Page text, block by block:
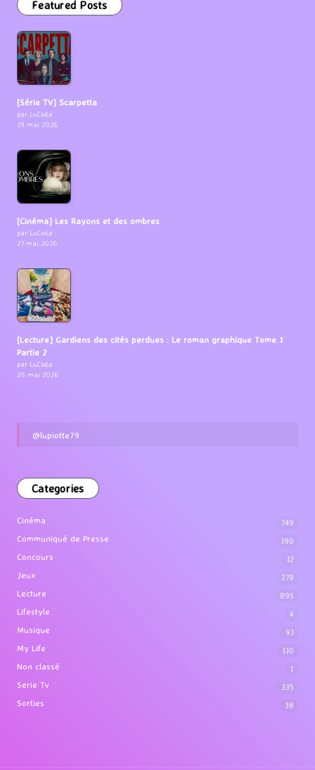
Featured Posts
[Série TV] Scarpetta
par LuCioLe
29 mai 2026
[Cinéma] Les Rayons et des ombres
par LuCioLe
27 mai 2026
[Lecture] Gardiens des cités perdues : Le roman graphique Tome 1
Partie 2
par LuCioLe
25 mai 2026
@lupiotte79
Categories
Cinéma 749
Communiqué de Presse 190
Concours 12
Jeux 279
Lecture 895
Lifestyle 4
Musique 91
My Life 110
Non classé 1
Serie Tv 335
Sorties 38